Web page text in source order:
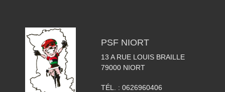
PSF NIORT
13 A RUE LOUIS BRAILLE
79000 NIORT
TÉL. : 0626960406